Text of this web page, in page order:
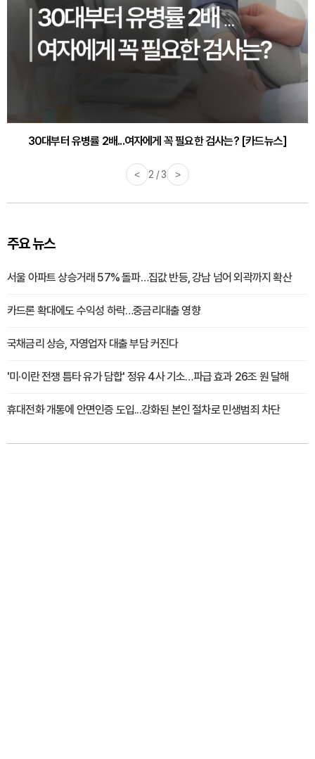
감기·독감 예방하고 면역력 높이는 4가지 영양제 [카드뉴스]
< 3 / 3 >
주요 뉴스
서울 아파트 상승거래 57% 돌파…집값 반등, 강남 넘어 외곽까지 확산
카드론 확대에도 수익성 하락…중금리대출 영향
국채금리 상승, 자영업자 대출 부담 커진다
'미·이란 전쟁 틈타 유가 담합' 정유 4사 기소…파급 효과 26조 원 달해
휴대전화 개통에 안면인증 도입...강화된 본인 절차로 민생범죄 차단